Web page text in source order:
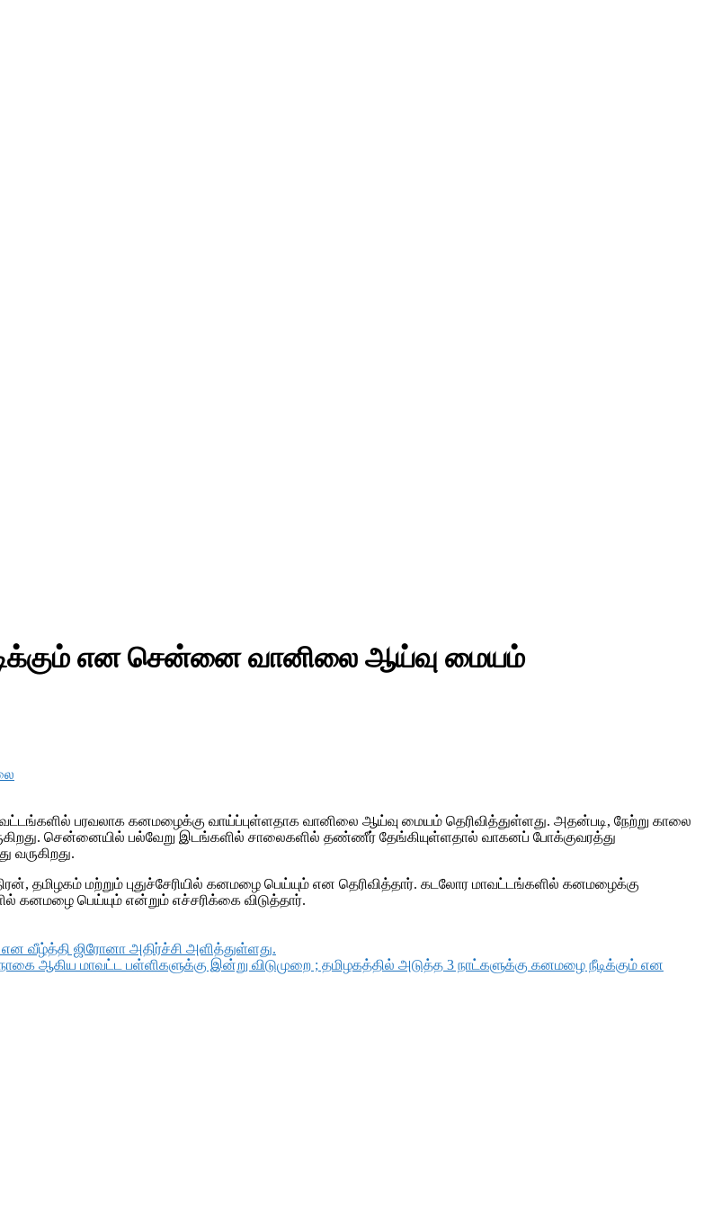
என சென்னை வானிலை ஆய்வு மையம்
பரவலாக கனமழைக்கு வாய்ப்புள்ளதாக வானிலை ஆய்வு மையம் தெரிவித்துள்ளது. அதன்படி, நேற்று காலை
சென்னையில் பல்வேறு இடங்களில் சாலைகளில் தண்ணீர் தேங்கியுள்ளதால் வாகனப் போக்குவரத்து
வருகிறது.
தமிழகம் மற்றும் புதுச்சேரியில் கனமழை பெய்யும் என தெரிவித்தார். கடலோர மாவட்டங்களில் கனமழைக்கு
கனமழை பெய்யும் என்றும் எச்சரிக்கை விடுத்தார்.
வீழ்த்தி ஜிரோனா அதிர்ச்சி அளித்துள்ளது.
ஆகிய மாவட்ட பள்ளிகளுக்கு இன்று விடுமுறை ; தமிழகத்தில் அடுத்த 3 நாட்களுக்கு கனமழை நீடிக்கும் என